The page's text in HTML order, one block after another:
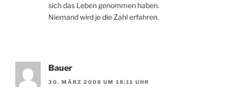
sich das Leben genommen haben.
Niemand wird je die Zahl erfahren.
Bauer
30. MÄRZ 2008 UM 18:11 UHR